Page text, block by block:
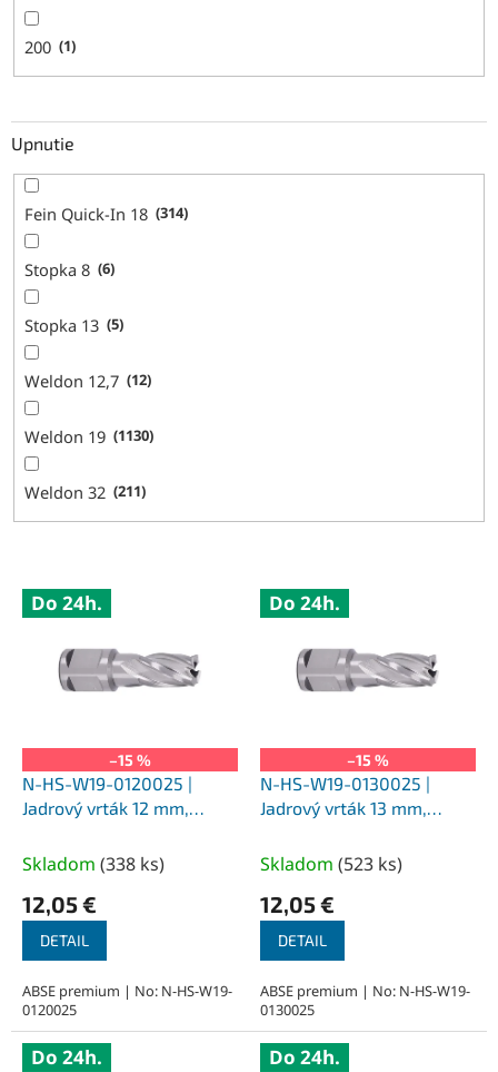
200 1
Upnutie
Fein Quick-In 18 314
Stopka 8 6
Stopka 13 5
Weldon 12,7 12
Weldon 19 1130
Weldon 32 211
V
Do 24h.
–15 %
N-HS-W19-0120025 |
Jadrový vrták 12 mm,
upnutie Weldon 19
Skladom (338 ks)
12,05 €
DETAIL
ABSE premium | No: N-HS-W19-
0120025
Do 24h.
–15 %
N-HS-W19-0130025 |
Jadrový vrták 13 mm,
upnutie Weldon 19
Skladom (523 ks)
12,05 €
DETAIL
ABSE premium | No: N-HS-W19-
0130025
Do 24h. Do 24h.